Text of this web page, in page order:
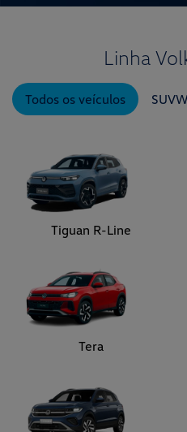
Linha
Todos os veículos SUVW
Tiguan R-Line
Tera